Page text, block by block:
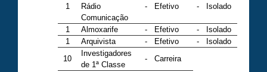
1
Rádio
Comunicação
- Efetivo - Isolado
1 Almoxarife - Efetivo -
Isolado
1
Arquivista - Efetivo -
Isolado
10
Investigadores
de 1ª Classe
- Carreira